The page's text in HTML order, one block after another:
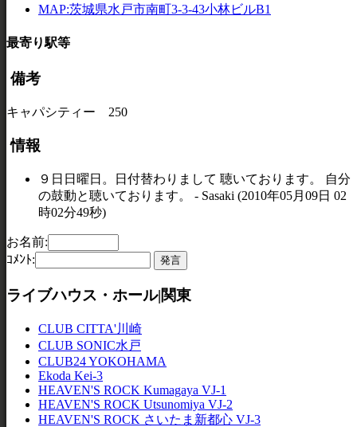
MAP:茨城県水戸市南町3-3-43小林ビルB1
最寄り駅等
備考
キャパシティー 250
情報
９日日曜日。日付替わりまして 聴いております。 自分
の鼓動と聴いております。 - Sasaki (2010年05月09日 02
時02分49秒)
お名前:
ｺﾒﾝﾄ:
ライブハウス・ホール|関東
CLUB CITTA'川崎
CLUB SONIC水戸
CLUB24 YOKOHAMA
Ekoda Kei-3
HEAVEN'S ROCK Kumagaya VJ-1
HEAVEN'S ROCK Utsunomiya VJ-2
HEAVEN'S ROCK さいたま新都心 VJ-3